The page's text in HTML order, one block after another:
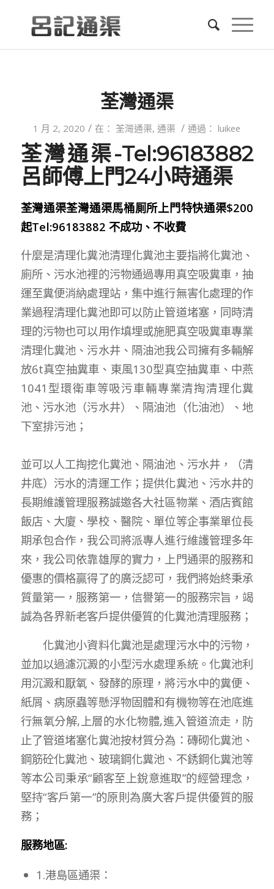
荃灣通渠
1 月 2, 2020 / 在： 荃灣通渠,通渠 / 通過：luikee
荃灣通渠-Tel:96183882
呂師傅上門24小時通渠
荃灣通渠荃灣通渠馬桶厠所上門特快通渠$200
起Tel:96183882 不成功、不收費
什麼是清理化糞池清理化糞池主要指將化糞池、
廁所、污水池裡的污物通過專用真空吸糞車，抽
運至糞便消納處理站，集中進行無害化處理的作
業過程清理化糞池即可以防止管道堵塞，同時清
理的污物也可以用作填埋或施肥真空吸糞車專業
清理化糞池、污水井、隔油池我公司擁有多輛解
放6t真空抽糞車、東風130型真空抽糞車、中燕
1041型環衛車等吸污車輛專業清掏清理化糞
池、污水池（污水井）、隔油池（化油池）、地
下室排污池；
並可以人工掏挖化糞池、隔油池、污水井，（清
井底）污水的清運工作；提供化糞池、污水井的
長期維護管理服務誠邀各大社區物業、酒店賓館
飯店、大廈、學校、醫院、單位等企事業單位長
期承包合作，我公司將派專人進行維護管理多年
來，我公司依靠雄厚的實力，上門通渠的服務和
優惠的價格贏得了的廣泛認可，我們將始終秉承
質量第一，服務第一，信譽第一的服務宗旨，竭
誠為各界新老客戶提供優質的化糞池清理服務；
化糞池小資料化糞池是處理污水中的污物，
並加以過濾沉澱的小型污水處理系統。化糞池利
用沉澱和厭氧、發酵的原理，將污水中的糞便、
紙屑、病原蟲等懸浮物固體和有機物等在池底進
行無氧分解,上層的水化物體,進入管道流走，防
止了管道堵塞化糞池按材質分為：磚砌化糞池、
鋼筋砼化糞池、玻璃鋼化糞池、不銹鋼化糞池等
等本公司秉承“顧客至上銳意進取”的經營理念，
堅持“客戶第一”的原則為廣大客戶提供優質的服
務；
服務地區:
1.港島區通渠：